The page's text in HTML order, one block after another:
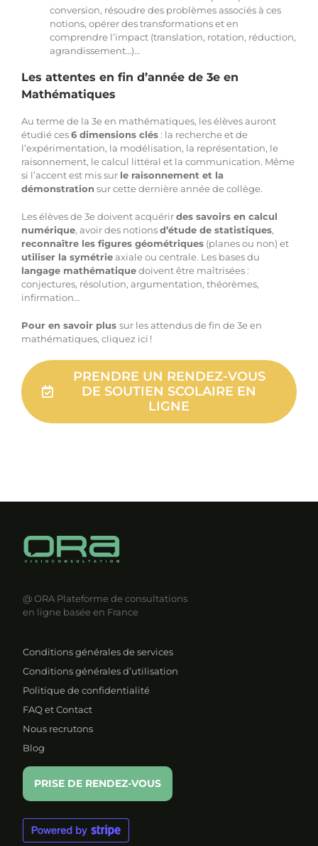
conversion, résoudre des problèmes associés à ces
notions, opérer des transformations et en
comprendre l’impact (translation, rotation, réduction,
agrandissement…)…
Les attentes en fin d’année de 3e en
Mathématiques
Au terme de la 3e en mathématiques, les élèves auront
étudié ces6 dimensions clés: la recherche et de
l’expérimentation, la modélisation, la représentation, le
raisonnement, le calcul littéral et la communication. Même
si l’accent est mis sur le raisonnement et la
démonstration sur cette dernière année de collège.
Les élèves de 3e doivent acquérirdes savoirs en calcul
numérique, avoir des notionsd’étude de statistiques,
reconnaître les figures géométriques(planes ou non) et
utiliser la symétrieaxiale ou centrale. Les bases du
langage mathématiquedoivent être maîtrisées :
conjectures, résolution, argumentation, théorèmes,
infirmation…
Pour en savoir plus sur les attendus de fin de 3e en
mathématiques, cliquez ici !
PRENDRE UN RENDEZ-VOUS
DE SOUTIEN SCOLAIRE EN
LIGNE
@ ORA Plateforme de consultations
en ligne basée en France
Conditions générales de services
Conditions générales d’utilisation
Politique de confidentialité
FAQ et Contact
Nous recrutons
Blog
PRISE DE RENDEZ-VOUS